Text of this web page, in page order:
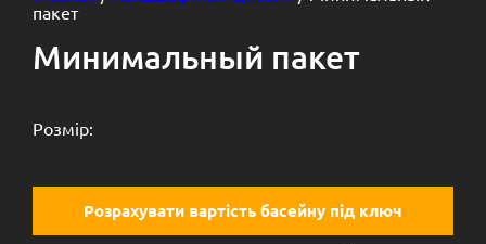
пакет
Минимальный пакет
Розмір:
Розрахувати вартість басейну під ключ